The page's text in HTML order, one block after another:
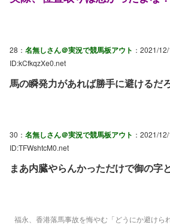
28： 名無しさん＠実況で競馬板アウト ：2021/
ID:kCfkqzXe0.net
馬の瞬発力があれば勝手に避けるだ
30： 名無しさん＠実況で競馬板アウト ：2021/
ID:TFWshtcM0.net
まあ内臓やらんかっただけで御の字
福永、香港落馬事故を悔やむ「どうにか避けら